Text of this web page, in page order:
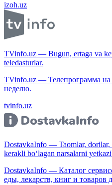
izoh.uz
TVinfo.uz — Bugun, ertaga va
teledasturlar.
TVinfo.uz — Телепрограмма
неделю.
tvinfo.uz
DostavkaInfo — Taomlar, dorilar,
kerakli bo‘lagan narsalarni
DostavkaInfo — Каталог
еды, лекарств, книг и товаров